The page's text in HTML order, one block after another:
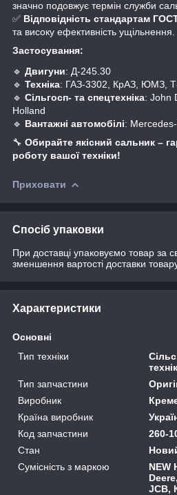
значно подовжує термін служби
✅ Відповідність стандартам
та високу ефективність ущільнення.
Застосування:
🔹 Двигуни: Д-245.30
🔹 Техніка: ГАЗ-3302, КрАЗ, ЮМЗ,
🔹 Сільгосп- та спецтехніка: John
Holland
🔹 Вантажні автомобілі:
🔧 Обирайте якісний сальник –
роботу вашої техніки!
Приховати
Спосіб упаковки
При доставці упаковуємо товар за
зменшення вартості доставки
Характеристики
Основні
Тип техніки
Тип запчастини
Виробник
Країна виробник
Код запчастини
260-
Стан
Сумісність з маркою
NEW
JCB,